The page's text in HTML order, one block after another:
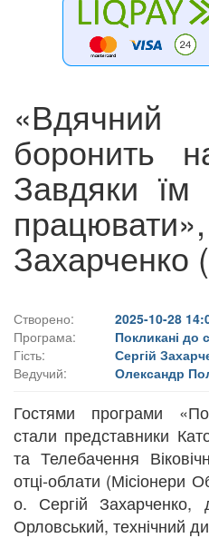
боронить
Завдяки
Захарченко
Створено:
2025-10-28
Програма:
Покликані до
Гість:
Сергій
Ведучий:
Олександр
Гостями програми
стали представники
та Телебачення
отці-облати (Місіонери
о. Сергій
Орловський, технічний